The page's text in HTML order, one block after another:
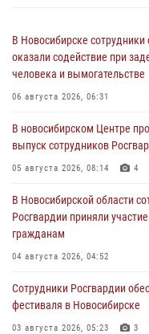
В Новосибирске
оказали содействие при
человека и вымогательстве
06 августа 2026, 06:31
В новосибирском Центре
выпуск сотрудников
05 августа 2026, 08:14 4
В Новосибирской области
Росгвардии приняли
гражданам
04 августа 2026, 04:52
Сотрудники Росгвардии
фестиваля в Новосибирске
03 августа 2026, 05:23 3